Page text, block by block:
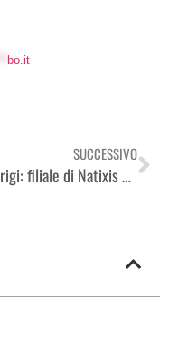
bo.it
SUCCESSIVO
Parigi: filiale di Natixis Global Asset cerca personale nell’area marketing